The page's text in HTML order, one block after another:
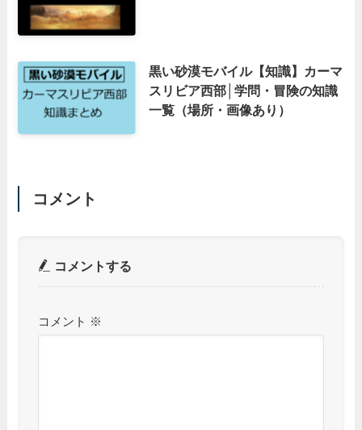
黒い砂漠モバイル【知識】カーマ
スリビア西部│学問・冒険の知識
一覧（場所・画像あり）
コメント
コメントする
コメント ※